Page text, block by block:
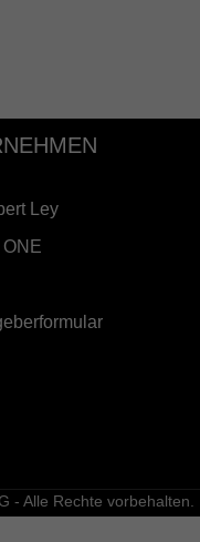
Ley
- Alle Rechte vorbehalten.